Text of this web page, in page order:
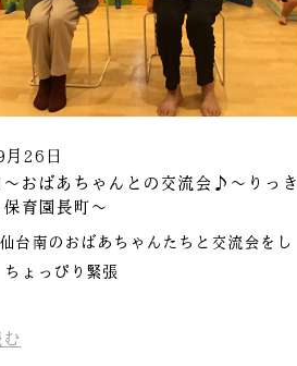
26日
～おばあちゃんとの交流会♪～りっき
育園長町～
台南のおばあちゃんたちと交流会をし
ょっぴり緊張